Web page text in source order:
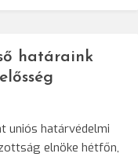
határaink
uniós határvédelmi
elnöke hétfőn,